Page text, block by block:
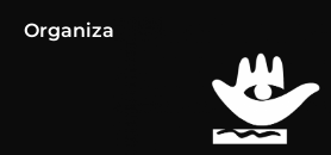
Organiza